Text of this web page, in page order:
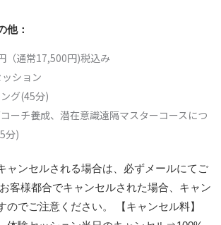
他：
（通常17,500円)税込み
ション
グ(45分)
ーチ養成、潜在意識遠隔マスターコースにつ
分)
ャンセルされる場合は、必ずメールにてご
客様都合でキャンセルされた場合、キャン
のでご注意ください。 【キャンセル料】